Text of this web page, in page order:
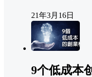
21年3月16日
9个低成本